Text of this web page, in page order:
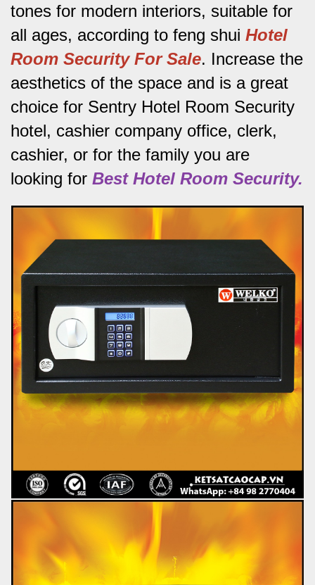
tones for modern interiors, suitable for
all ages, according to feng shui Hotel
Room Security For Sale. Increase the
aesthetics of the space and is a great
choice for Sentry Hotel Room Security
hotel, cashier company office, clerk,
cashier, or for the family you are
looking for Best Hotel Room Security.